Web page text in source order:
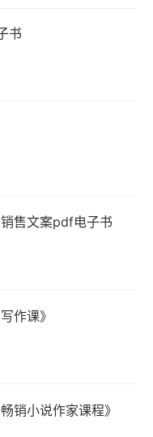
书
售文案pdf电子书
作课》
销小说作家课程》